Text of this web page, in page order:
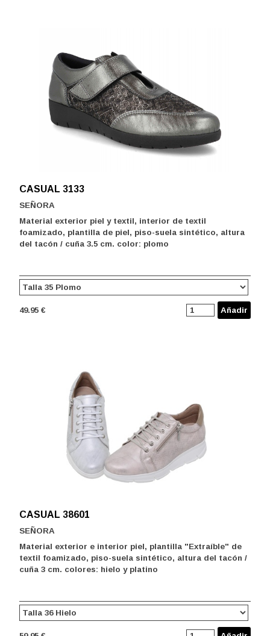
CASUAL 3133
SEÑORA
Material exterior piel y textil, interior de textil
foamizado, plantilla de piel, piso-suela sintético, altura
del tacón / cuña 3.5 cm. color: plomo
49.95 € Añadir
CASUAL 38601
SEÑORA
Material exterior e interior piel, plantilla "Extraíble" de
textil foamizado, piso-suela sintético, altura del tacón /
cuña 3 cm. colores: hielo y platino